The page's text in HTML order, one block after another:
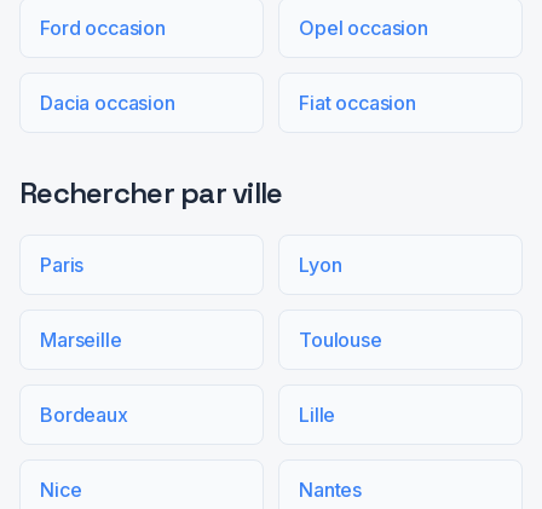
Ford occasion Opel occasion
Dacia occasion Fiat occasion
Rechercher par ville
Paris Lyon
Marseille Toulouse
Bordeaux Lille
Nice Nantes